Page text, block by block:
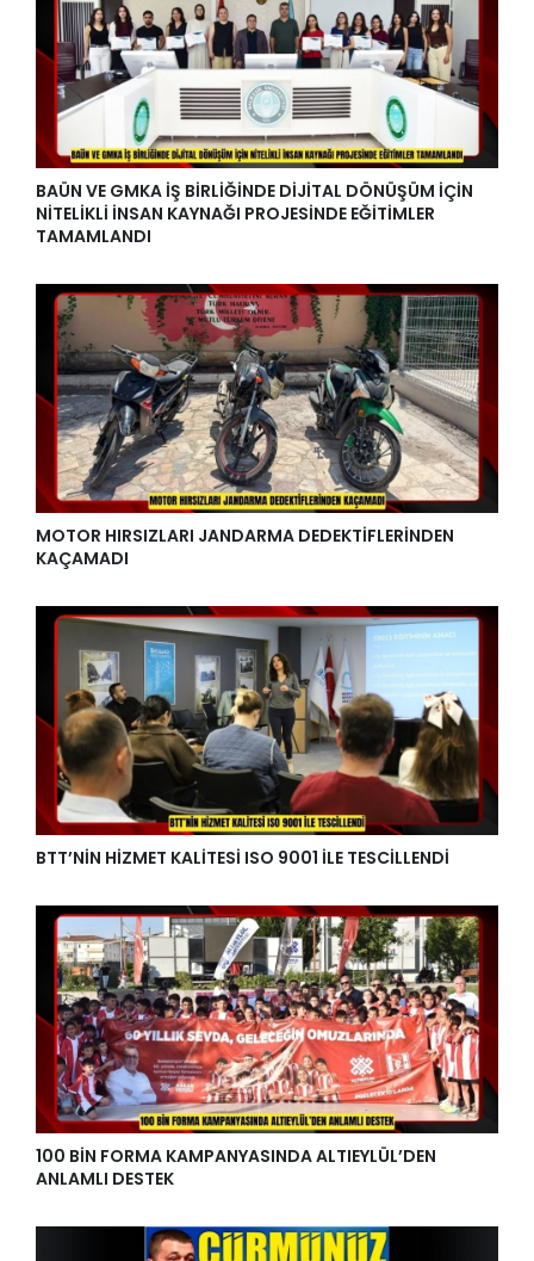
BAÜN VE GMKA İŞ BİRLİĞİNDE DİJİTAL DÖNÜŞÜM İÇİN
NİTELİKLİ İNSAN KAYNAĞI PROJESİNDE EĞİTİMLER
TAMAMLANDI
MOTOR HIRSIZLARI JANDARMA DEDEKTİFLERİNDEN
KAÇAMADI
BTT’NİN HİZMET KALİTESİ ISO 9001 İLE TESCİLLENDİ
100 BİN FORMA KAMPANYASINDA ALTIEYLÜL’DEN
ANLAMLI DESTEK